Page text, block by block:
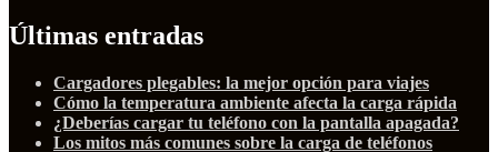
Últimas entradas
Cargadores plegables: la mejor opción para viajes
Cómo la temperatura ambiente afecta la carga rápida
¿Deberías cargar tu teléfono con la pantalla apagada?
Los mitos más comunes sobre la carga de teléfonos